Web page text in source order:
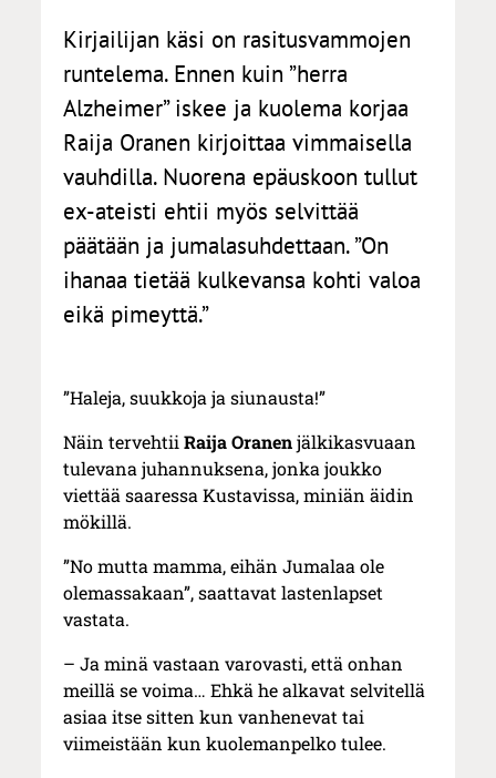
Kirjailijan käsi on rasitusvammojen
runtelema. Ennen kuin ”herra
Alzheimer” iskee ja kuolema korjaa
Raija Oranen kirjoittaa vimmaisella
vauhdilla. Nuorena epäuskoon tullut
ex-ateisti ehtii myös selvittää
päätään ja jumalasuhdettaan. ”On
ihanaa tietää kulkevansa kohti valoa
eikä pimeyttä.”
”Haleja, suukkoja ja siunausta!”
Näin tervehtiiRaija Oranenjälkikasvuaan
tulevana juhannuksena, jonka joukko
viettää saaressa Kustavissa, miniän äidin
mökillä.
”No mutta mamma, eihän Jumalaa ole
olemassakaan”, saattavat lastenlapset
vastata.
– Ja minä vastaan varovasti, että onhan
meillä se voima… Ehkä he alkavat selvitellä
asiaa itse sitten kun vanhenevat tai
viimeistään kun kuolemanpelko tulee.